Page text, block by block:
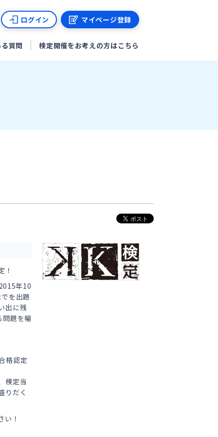
ログイン マイページ登録
質問 検定開催をお考えの方はこちら
！
年10
でを出題
出に残
問題を幅
格認定
検定当
りだく
い！